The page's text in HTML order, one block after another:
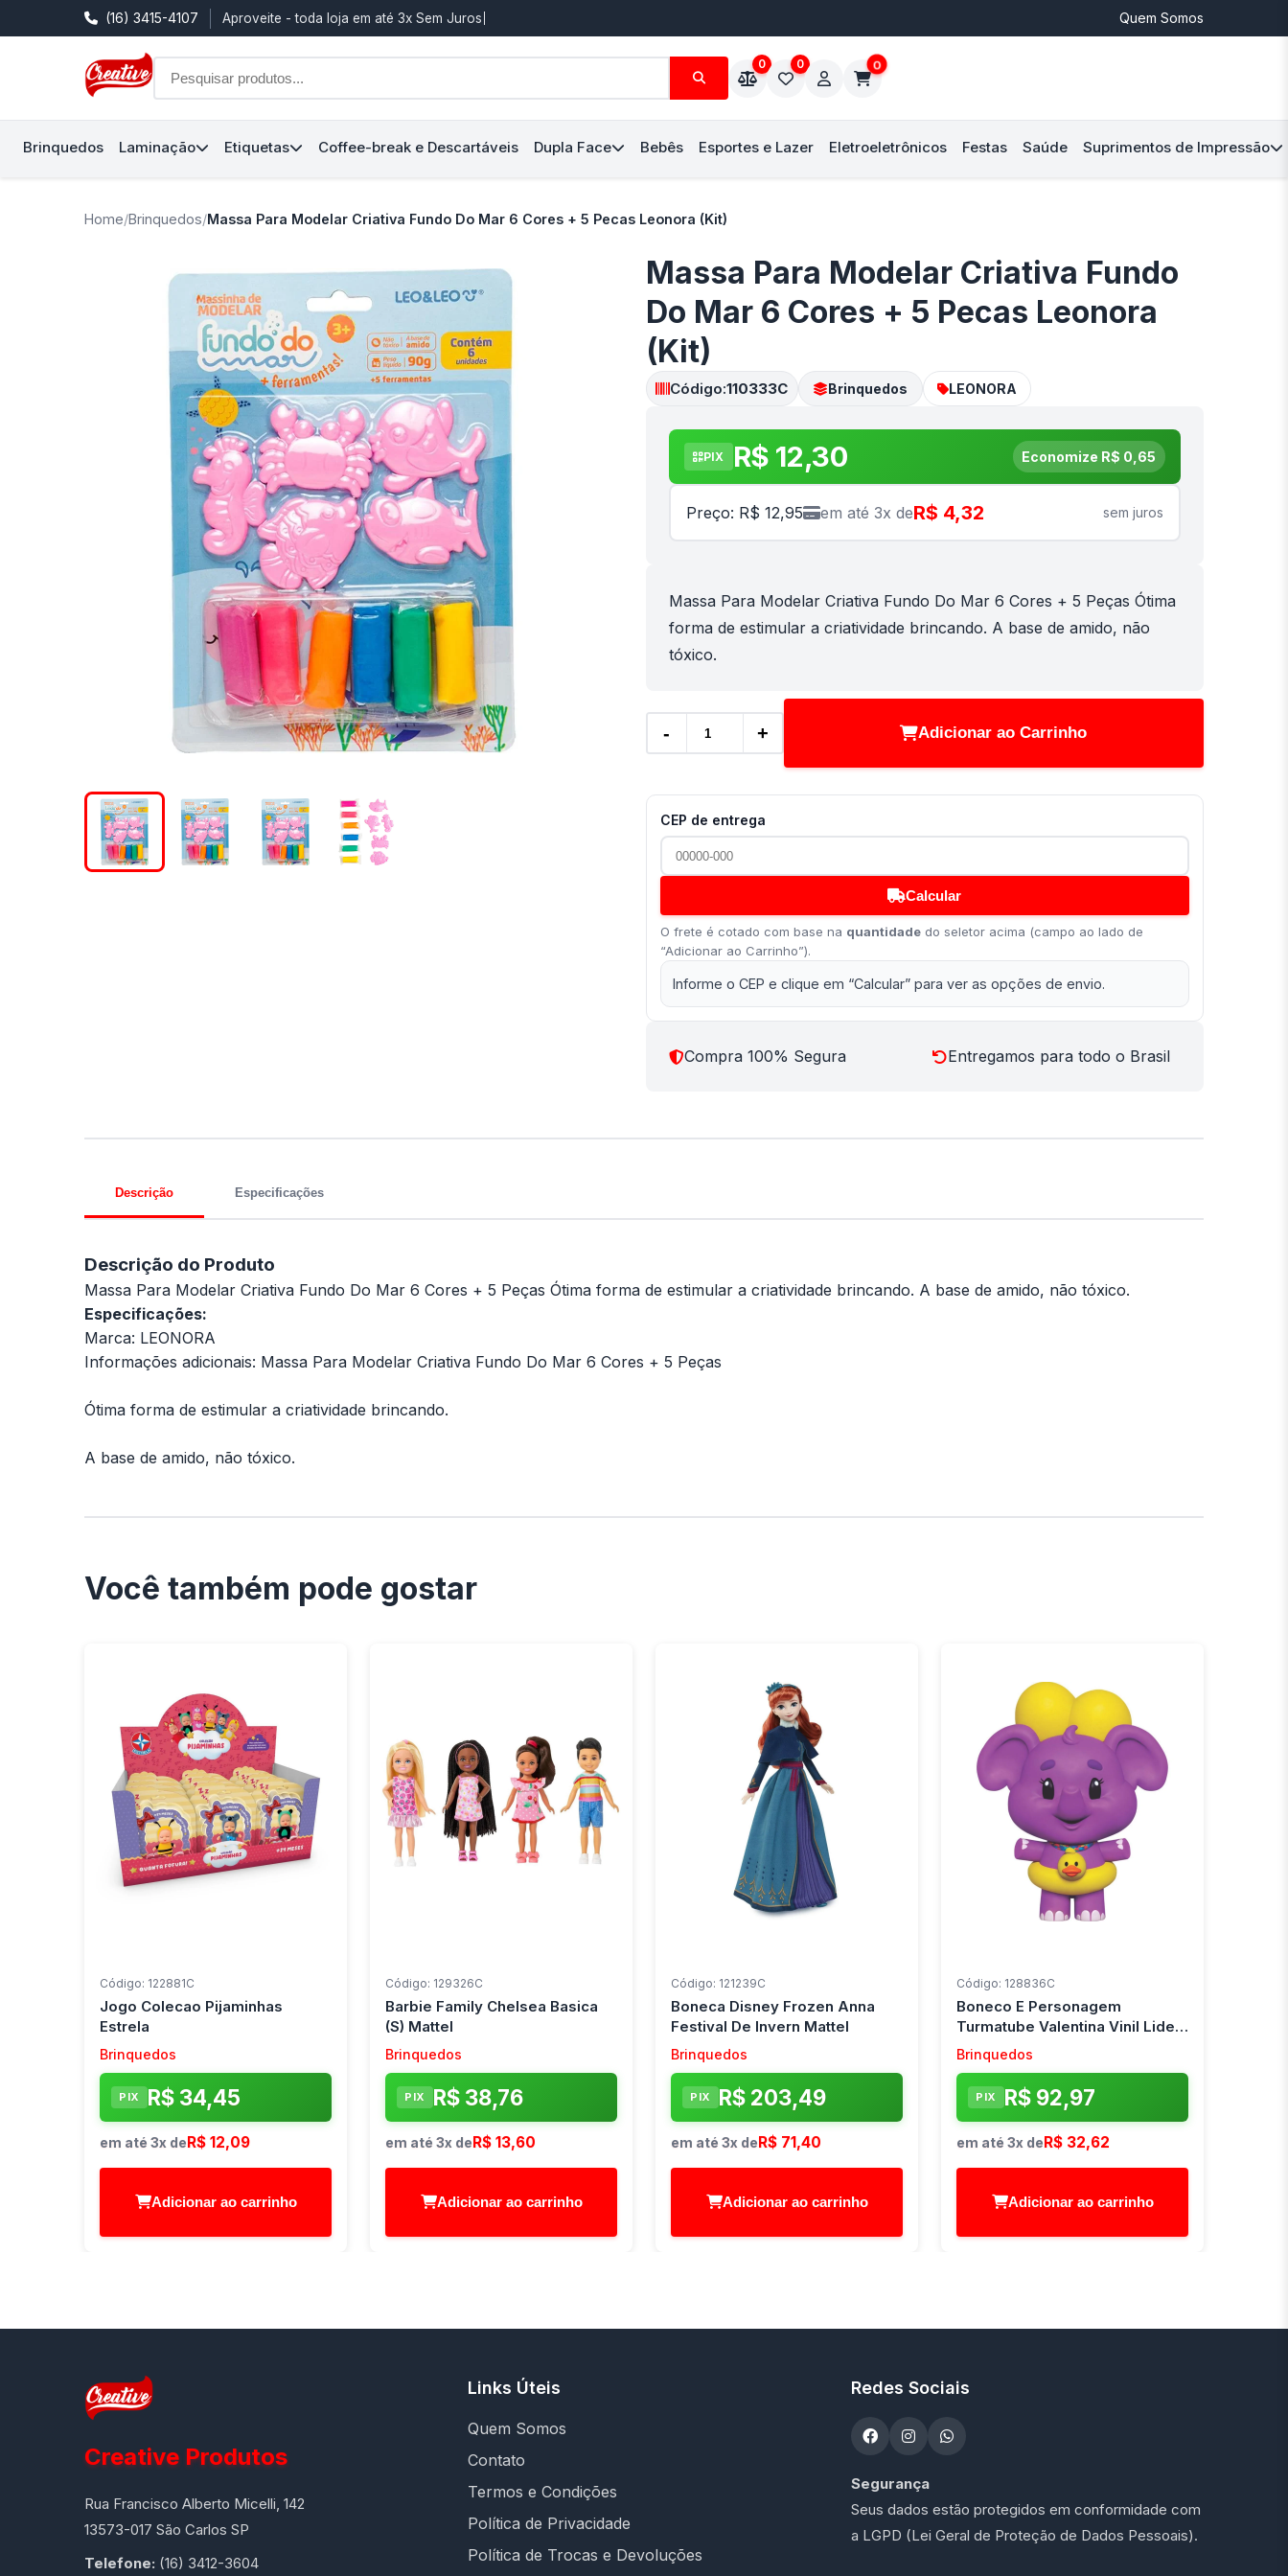
(16) 3415-4107 Aproveite - toda loja em até 3x Sem Juros Quem Somos
0 0 0
Brinquedos Laminação Etiquetas Coffee-break e Descartáveis Dupla Face Bebês Esportes e Lazer Eletroeletrônicos Festas Saúde Suprimentos de Impressão
Home/Brinquedos/Massa Para Modelar Criativa Fundo Do Mar 6 Cores + 5 Pecas Leonora (Kit)
Massa Para Modelar Criativa Fundo
Do Mar 6 Cores + 5 Pecas Leonora
(Kit)
Código:110333C Brinquedos LEONORA
PIX R$ 12,30 Economize R$ 0,65
Preço: R$ 12,95 em até 3x deR$ 4,32 sem juros
Massa Para Modelar Criativa Fundo Do Mar 6 Cores + 5 Peças Ótima
forma de estimular a criatividade brincando. A base de amido, não
tóxico.
- + Adicionar ao Carrinho
CEP de entrega
Calcular
O frete é cotado com base na quantidadedo seletor acima (campo ao lado de
“Adicionar ao Carrinho”).
Informe o CEP e clique em “Calcular” para ver as opções de envio.
Compra 100% Segura Entregamos para todo o Brasil
Descrição Especificações
Descrição do Produto
Massa Para Modelar Criativa Fundo Do Mar 6 Cores + 5 Peças Ótima forma de estimular a criatividade brincando. A base de amido, não tóxico.
Especificações:
Marca: LEONORA
Informações adicionais: Massa Para Modelar Criativa Fundo Do Mar 6 Cores + 5 Peças
Ótima forma de estimular a criatividade brincando.
A base de amido, não tóxico.
Você também pode gostar
Código: 122881C
Jogo Colecao Pijaminhas
Estrela
Brinquedos
PIX R$ 34,45
em até 3x deR$ 12,09
Adicionar ao carrinho
Código: 129326C
Barbie Family Chelsea Basica
(S) Mattel
Brinquedos
PIX R$ 38,76
em até 3x deR$ 13,60
Adicionar ao carrinho
Código: 121239C
Boneca Disney Frozen Anna
Festival De Invern Mattel
Brinquedos
PIX R$ 203,49
em até 3x deR$ 71,40
Adicionar ao carrinho
Código: 128836C
Boneco E Personagem
Turmatube Valentina Vinil Lider
(Unidade)
Brinquedos
PIX R$ 92,97
em até 3x deR$ 32,62
Adicionar ao carrinho
Creative Produtos
Rua Francisco Alberto Micelli, 142
13573-017 São Carlos SP
Telefone: (16) 3412-3604
Links Úteis
Quem Somos
Contato
Termos e Condições
Política de Privacidade
Política de Trocas e Devoluções
Redes Sociais
Segurança
Seus dados estão protegidos em conformidade com
a LGPD (Lei Geral de Proteção de Dados Pessoais).